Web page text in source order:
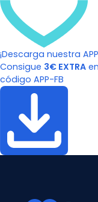
¡Descarga nuestra
Consigue 3€ EXTRA
código APP-FB